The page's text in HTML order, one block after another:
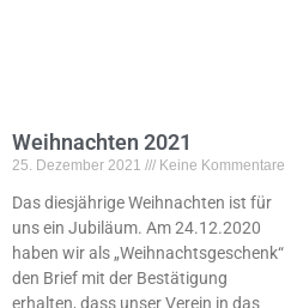
Weihnachten 2021
25. Dezember 2021 Keine Kommentare
Das diesjährige Weihnachten ist für
uns ein Jubiläum. Am 24.12.2020
haben wir als „Weihnachtsgeschenk“
den Brief mit der Bestätigung
erhalten, dass unser Verein in das